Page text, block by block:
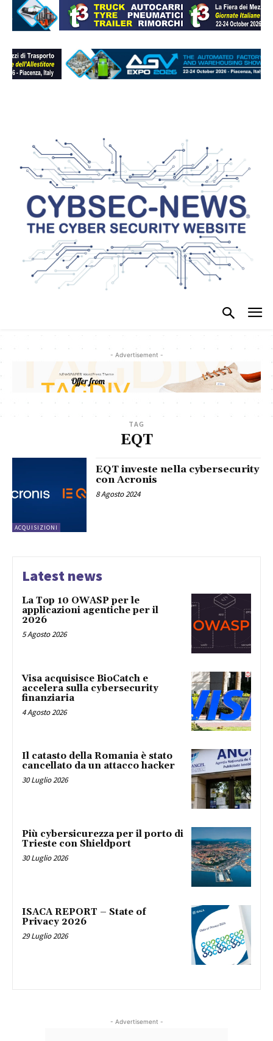
- Advertisement -
TAG
EQT
ACQUISIZIONI
EQT investe nella cybersecurity
con Acronis
8 Agosto 2024
Latest news
La Top 10 OWASP per le
applicazioni agentiche per il
2026
5 Agosto 2026
Visa acquisisce BioCatch e
accelera sulla cybersecurity
finanziaria
4 Agosto 2026
Il catasto della Romania è stato
cancellato da un attacco hacker
30 Luglio 2026
Più cybersicurezza per il porto di
Trieste con Shieldport
30 Luglio 2026
ISACA REPORT – State of
Privacy 2026
29 Luglio 2026
- Advertisement -